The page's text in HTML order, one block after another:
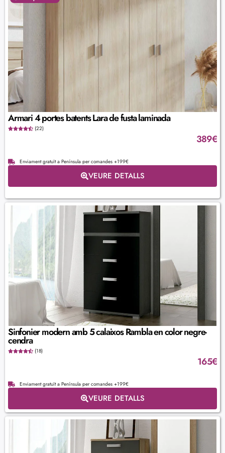
Armari 4 portes batents Lara de fusta laminada
(22)
389€
Enviament gratuït a Península per comandes +199€
VEURE DETALLS
Sinfonier modern amb 5 calaixos Rambla en color negre-
cendra
(18)
165€
Enviament gratuït a Península per comandes +199€
VEURE DETALLS